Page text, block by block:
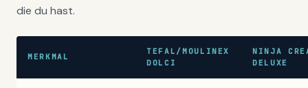
die du hast.
MERKMAL
TEFAL/MOULINEX
DOLCI
NINJA
DELUXE